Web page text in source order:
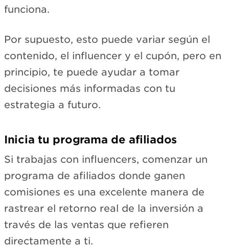
funciona.
Por supuesto, esto puede variar según el
contenido, el influencer y el cupón, pero en
principio, te puede ayudar a tomar
decisiones más informadas con tu
estrategia a futuro.
Inicia tu programa de afiliados
Si trabajas con influencers, comenzar un
programa de afiliados donde ganen
comisiones es una excelente manera de
rastrear el retorno real de la inversión a
través de las ventas que refieren
directamente a ti.